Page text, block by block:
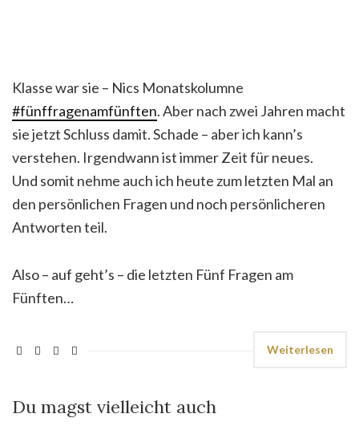
Klasse war sie – Nics Monatskolumne
#fünffragenamfünften. Aber nach zwei Jahren macht
sie jetzt Schluss damit. Schade – aber ich kann’s
verstehen. Irgendwann ist immer Zeit für neues.
Und somit nehme auch ich heute zum letzten Mal an
den persönlichen Fragen und noch persönlicheren
Antworten teil.
Also – auf geht’s – die letzten Fünf Fragen am
Fünften…
Weiterlesen
Du magst vielleicht auch